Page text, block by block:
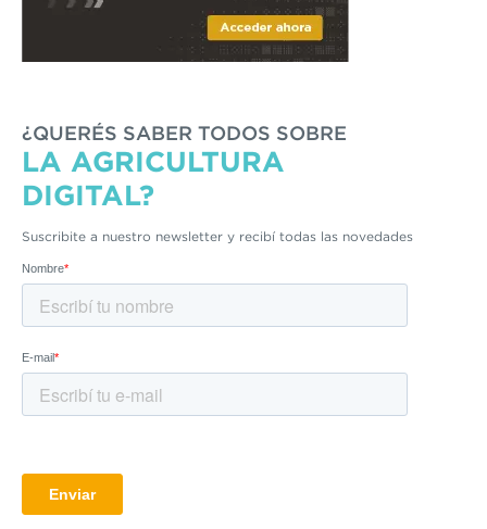
¿QUERÉS SABER TODOS SOBRE
LA AGRICULTURA
DIGITAL?
Suscribite a nuestro newsletter y recibí todas las novedades